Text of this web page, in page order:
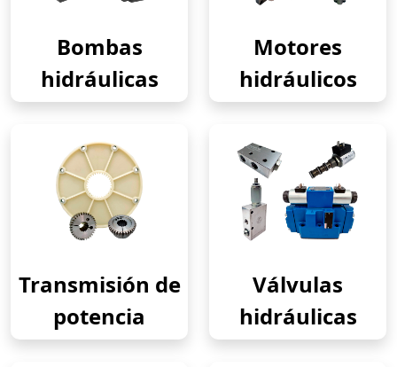
Bombas
hidráulicas
Motores
hidráulicos
Transmisión de
potencia
Válvulas
hidráulicas